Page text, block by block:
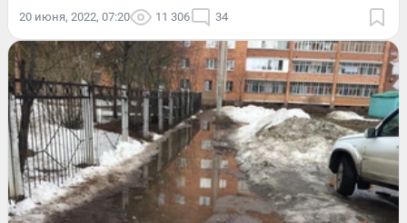
20 июня, 2022, 07:20 11 306 34